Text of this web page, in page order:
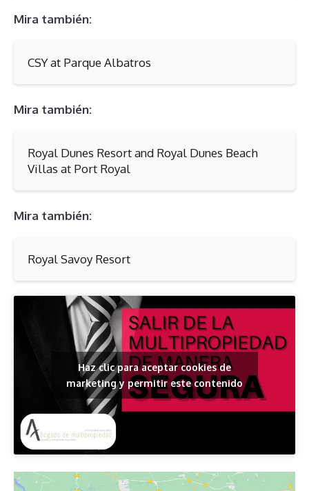
Mira también:
CSY at Parque Albatros
Mira también:
Royal Dunes Resort and Royal Dunes Beach
Villas at Port Royal
Mira también:
Royal Savoy Resort
Haz clic para aceptar cookies de
marketing y permitir este contenido